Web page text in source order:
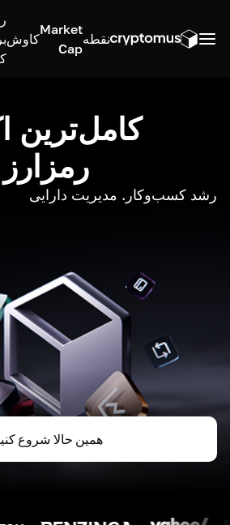
نقطه
Market
Cap
کاوش
کامل‌ترین
رشد کسب‌وکار. مدیریت دارایی
همین حالا شروع